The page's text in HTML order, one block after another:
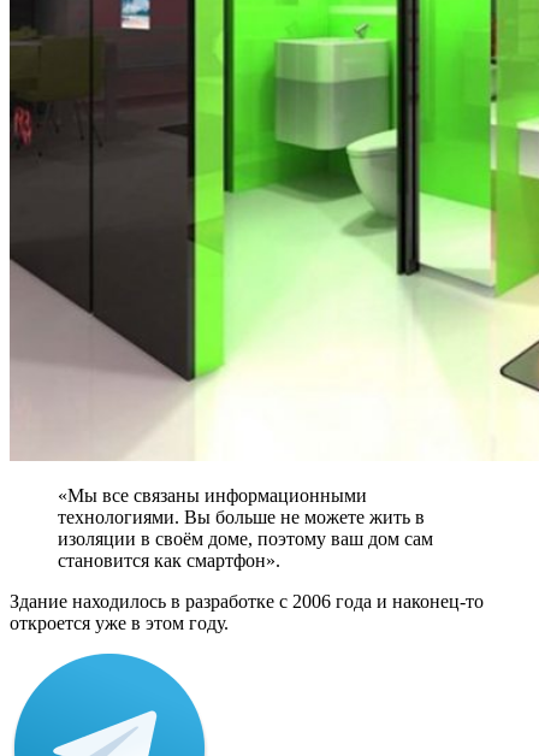
«Мы все связаны информационными
технологиями. Вы больше не можете жить в
изоляции в своём доме, поэтому ваш дом сам
становится как смартфон».
Здание находилось в разработке с 2006 года и наконец-то
откроется уже в этом году.